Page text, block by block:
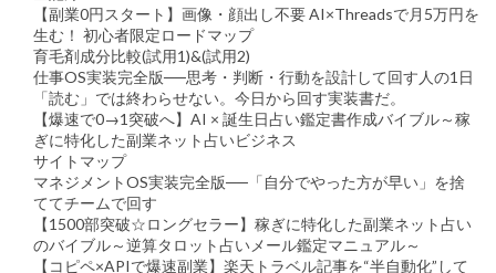
【副業0円スタート】画像・顔出し不要 AI×Threadsで月5万円を
生む！ 初心者限定ロードマップ
育毛剤成分比較(試用1)&(試用2)
仕事OS実装完全版──思考・判断・行動を設計して回す人の1日
「読む」では終わらせない。今日から回す実装書だ。
【爆速で0→1突破へ】AI × 誕生日占い鑑定書作成バイブル～稼
ぎに特化した副業ネット占いビジネス
サイトマップ
マネジメントOS実装完全版──「自分でやった方が早い」を捨
ててチームで回す
【1500部突破☆ロングセラー】稼ぎに特化した副業ネット占い
のバイブル～逆算タロット占いメール鑑定マニュアル～
【コピペ×APIで爆速副業】楽天トラベル記事を“半自動化”して